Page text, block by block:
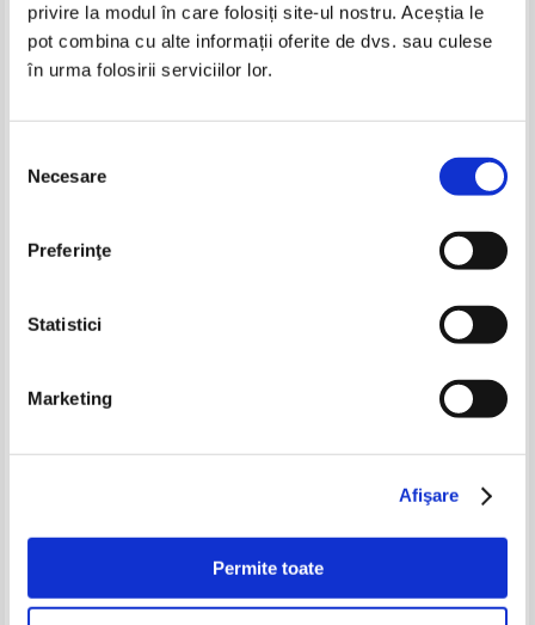
privire la modul în care folosiți site-ul nostru. Aceștia le
pot combina cu alte informații oferite de dvs. sau culese
în urma folosirii serviciilor lor.
consimțământului
Necesare
Preferinţe
Statistici
Marketing
Afişare
Permite toate
-20%
Stefan Augustin Doinas -
Adaugă în coș
Alexandru Lungu - Roua de